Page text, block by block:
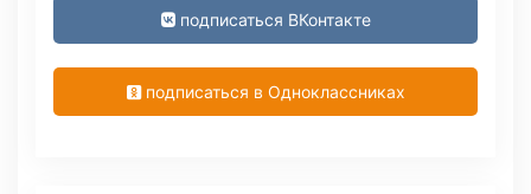
подписаться ВКонтакте
подписаться в Одноклассниках